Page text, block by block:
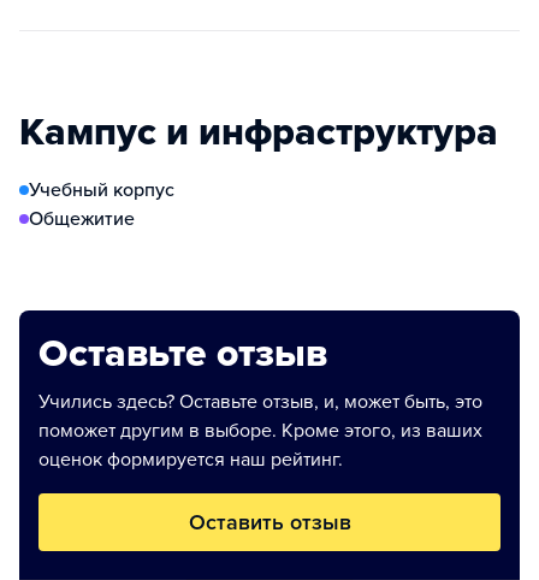
Кампус и инфраструктура
Учебный корпус
Общежитие
Оставьте отзыв
Учились здесь? Оставьте отзыв, и, может быть, это
поможет другим в выборе. Кроме этого, из ваших
оценок формируется наш рейтинг.
Оставить отзыв